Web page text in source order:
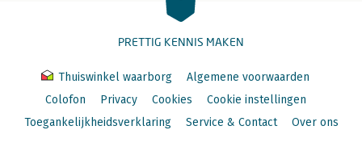
PRETTIG KENNIS MAKEN
Thuiswinkel waarborg
Algemene voorwaarden
Colofon
Privacy Cookies
Cookie instellingen
Toegankelijkheidsverklaring
Service & Contact Over ons